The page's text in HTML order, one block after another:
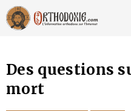
Aller
au
contenu
Des questions
mort